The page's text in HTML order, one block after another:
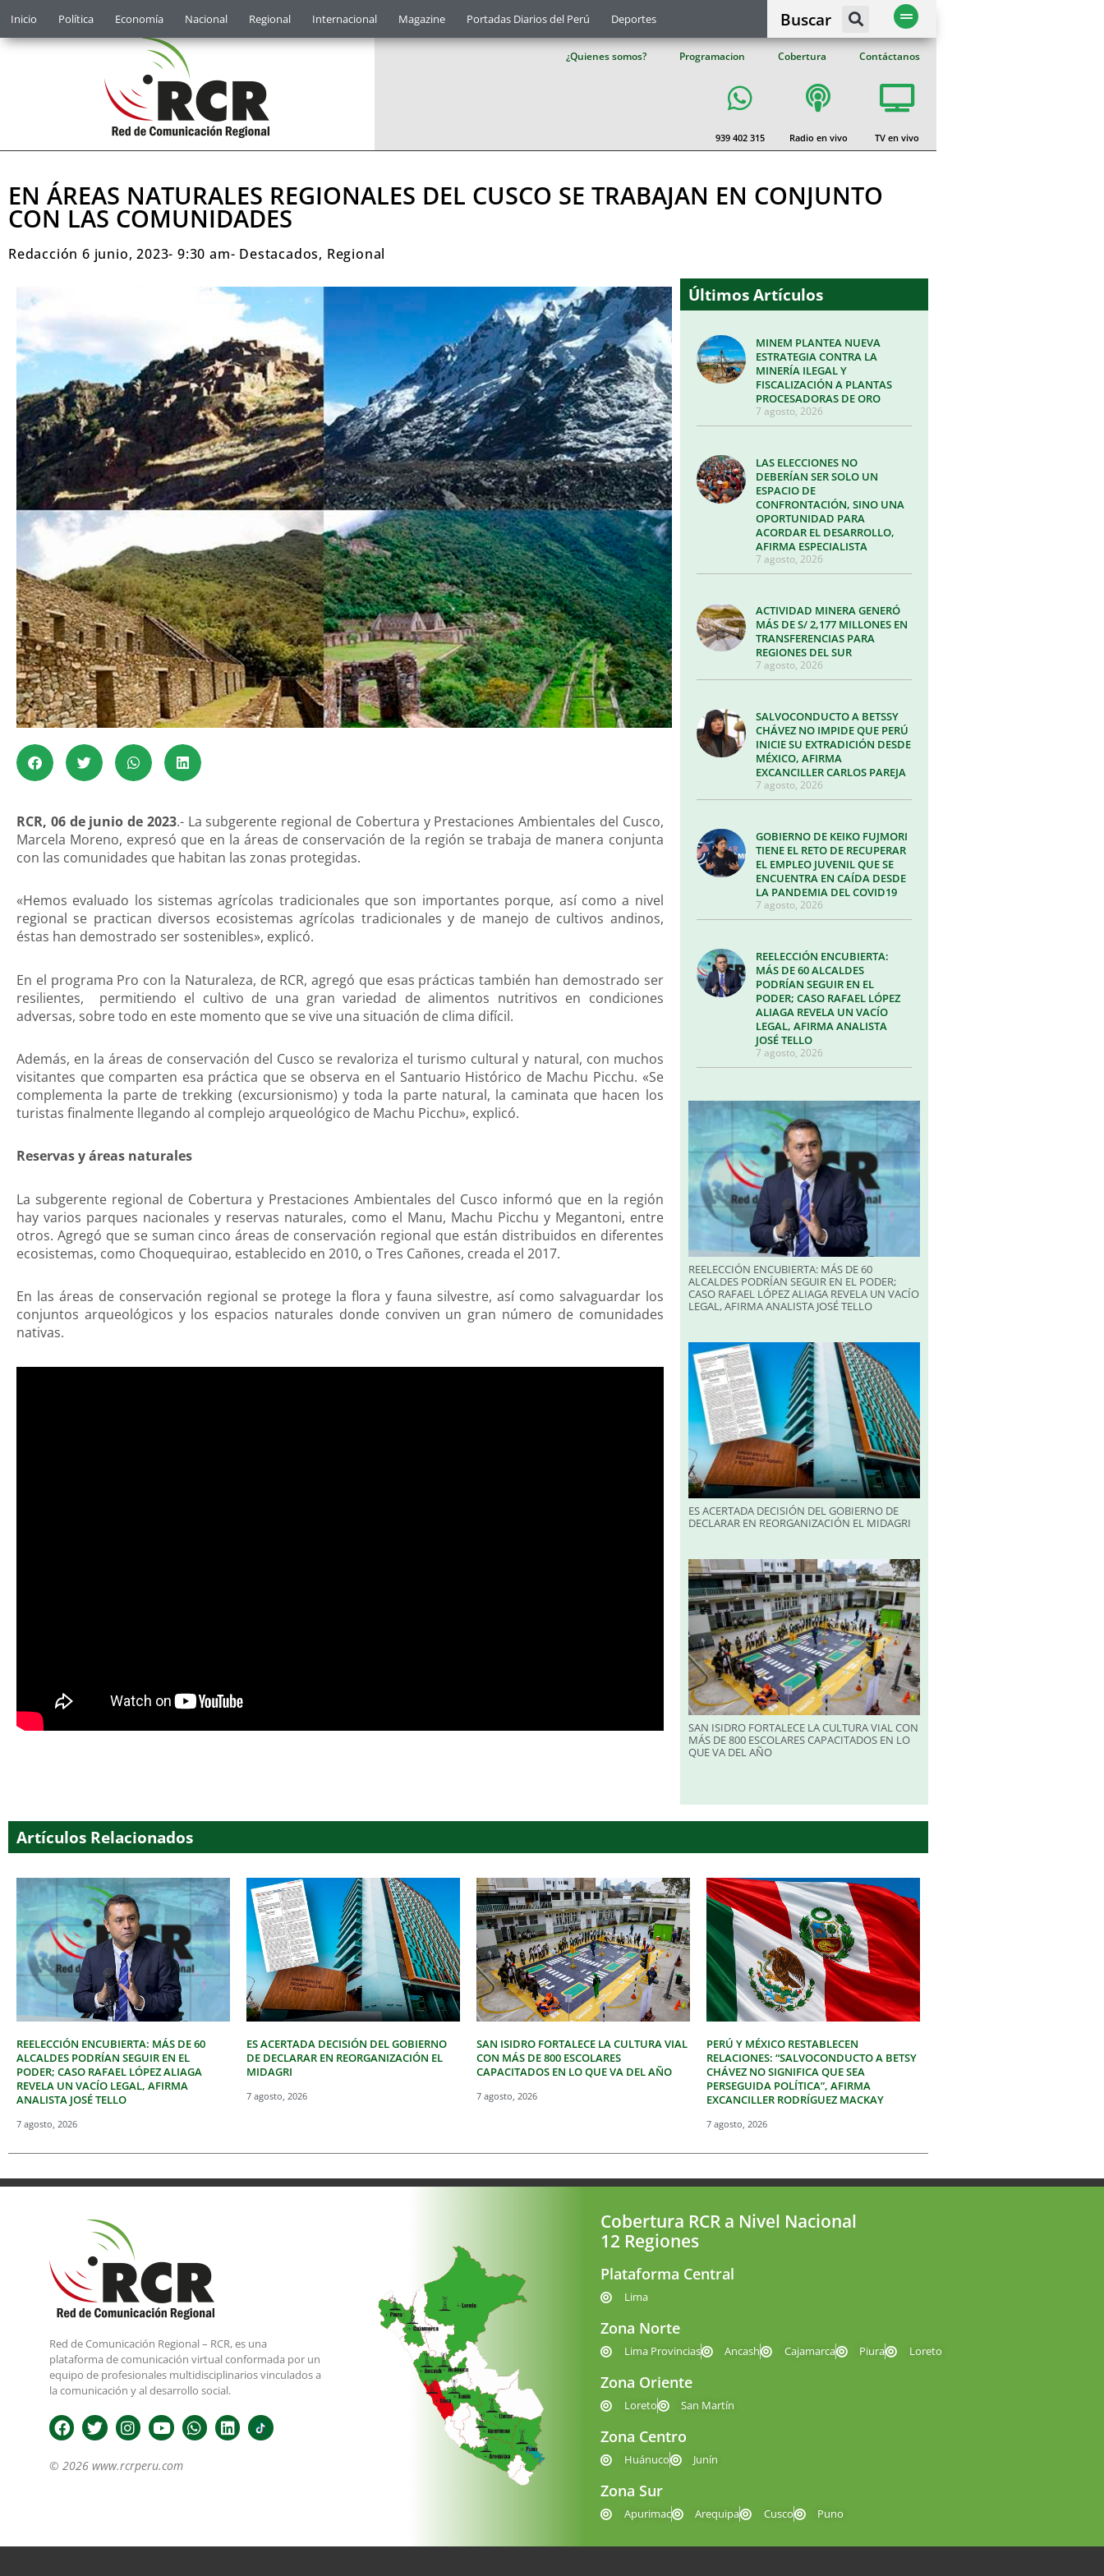
Inicio Política Economía Nacional Regional Internacional Magazine Portadas Diarios del Perú Deportes Buscar
¿Quienes somos? Programacion Cobertura Contáctanos
939 402 315 Radio en vivo TV en vivo
EN ÁREAS NATURALES REGIONALES DEL CUSCO SE TRABAJAN EN CONJUNTO
CON LAS COMUNIDADES
Redacción 6 junio, 2023- 9:30 am- Destacados, Regional
RCR, 06 de junio de 2023.- La subgerente regional de Cobertura y Prestaciones Ambientales del Cusco,
Marcela Moreno, expresó que en la áreas de conservación de la región se trabaja de manera conjunta
con las comunidades que habitan las zonas protegidas.
«Hemos evaluado los sistemas agrícolas tradicionales que son importantes porque, así como a nivel
regional se practican diversos ecosistemas agrícolas tradicionales y de manejo de cultivos andinos,
éstas han demostrado ser sostenibles», explicó.
En el programa Pro con la Naturaleza, de RCR, agregó que esas prácticas también han demostrado ser
resilientes, permitiendo el cultivo de una gran variedad de alimentos nutritivos en condiciones
adversas, sobre todo en este momento que se vive una situación de clima difícil.
Además, en la áreas de conservación del Cusco se revaloriza el turismo cultural y natural, con muchos
visitantes que comparten esa práctica que se observa en el Santuario Histórico de Machu Picchu. «Se
complementa la parte de trekking (excursionismo) y toda la parte natural, la caminata que hacen los
turistas finalmente llegando al complejo arqueológico de Machu Picchu», explicó.
Reservas y áreas naturales
La subgerente regional de Cobertura y Prestaciones Ambientales del Cusco informó que en la región
hay varios parques nacionales y reservas naturales, como el Manu, Machu Picchu y Megantoni, entre
otros. Agregó que se suman cinco áreas de conservación regional que están distribuidos en diferentes
ecosistemas, como Choquequirao, establecido en 2010, o Tres Cañones, creada el 2017.
En las áreas de conservación regional se protege la flora y fauna silvestre, así como salvaguardar los
conjuntos arqueológicos y los espacios naturales donde conviven un gran número de comunidades
nativas.
Últimos Artículos
MINEM PLANTEA NUEVA
ESTRATEGIA CONTRA LA
MINERÍA ILEGAL Y
FISCALIZACIÓN A PLANTAS
PROCESADORAS DE ORO
7 agosto, 2026
LAS ELECCIONES NO
DEBERÍAN SER SOLO UN
ESPACIO DE
CONFRONTACIÓN, SINO UNA
OPORTUNIDAD PARA
ACORDAR EL DESARROLLO,
AFIRMA ESPECIALISTA
7 agosto, 2026
ACTIVIDAD MINERA GENERÓ
MÁS DE S/ 2,177 MILLONES EN
TRANSFERENCIAS PARA
REGIONES DEL SUR
7 agosto, 2026
SALVOCONDUCTO A BETSSY
CHÁVEZ NO IMPIDE QUE PERÚ
INICIE SU EXTRADICIÓN DESDE
MÉXICO, AFIRMA
EXCANCILLER CARLOS PAREJA
7 agosto, 2026
GOBIERNO DE KEIKO FUJMORI
TIENE EL RETO DE RECUPERAR
EL EMPLEO JUVENIL QUE SE
ENCUENTRA EN CAÍDA DESDE
LA PANDEMIA DEL COVID19
7 agosto, 2026
REELECCIÓN ENCUBIERTA:
MÁS DE 60 ALCALDES
PODRÍAN SEGUIR EN EL
PODER; CASO RAFAEL LÓPEZ
ALIAGA REVELA UN VACÍO
LEGAL, AFIRMA ANALISTA
JOSÉ TELLO
7 agosto, 2026
REELECCIÓN ENCUBIERTA: MÁS DE 60
ALCALDES PODRÍAN SEGUIR EN EL PODER;
CASO RAFAEL LÓPEZ ALIAGA REVELA UN VACÍO
LEGAL, AFIRMA ANALISTA JOSÉ TELLO
ES ACERTADA DECISIÓN DEL GOBIERNO DE
DECLARAR EN REORGANIZACIÓN EL MIDAGRI
SAN ISIDRO FORTALECE LA CULTURA VIAL CON
MÁS DE 800 ESCOLARES CAPACITADOS EN LO
QUE VA DEL AÑO
Artículos Relacionados
REELECCIÓN ENCUBIERTA: MÁS DE 60
ALCALDES PODRÍAN SEGUIR EN EL
PODER; CASO RAFAEL LÓPEZ ALIAGA
REVELA UN VACÍO LEGAL, AFIRMA
ANALISTA JOSÉ TELLO
7 agosto, 2026
ES ACERTADA DECISIÓN DEL GOBIERNO
DE DECLARAR EN REORGANIZACIÓN EL
MIDAGRI
7 agosto, 2026
SAN ISIDRO FORTALECE LA CULTURA VIAL
CON MÁS DE 800 ESCOLARES
CAPACITADOS EN LO QUE VA DEL AÑO
7 agosto, 2026
PERÚ Y MÉXICO RESTABLECEN
RELACIONES: “SALVOCONDUCTO A BETSY
CHÁVEZ NO SIGNIFICA QUE SEA
PERSEGUIDA POLÍTICA”, AFIRMA
EXCANCILLER RODRÍGUEZ MACKAY
7 agosto, 2026
Red de Comunicación Regional – RCR, es una
plataforma de comunicación virtual conformada por un
equipo de profesionales multidisciplinarios vinculados a
la comunicación y al desarrollo social.
© 2026 www.rcrperu.com
Cobertura RCR a Nivel Nacional
12 Regiones
Plataforma Central
Lima
Zona Norte
Lima Provincias Ancash Cajamarca Piura Loreto
Zona Oriente
Loreto San Martín
Zona Centro
Huánuco Junín
Zona Sur
Apurimac Arequipa Cusco Puno